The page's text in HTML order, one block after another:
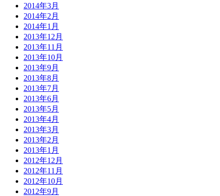
2014年3月
2014年2月
2014年1月
2013年12月
2013年11月
2013年10月
2013年9月
2013年8月
2013年7月
2013年6月
2013年5月
2013年4月
2013年3月
2013年2月
2013年1月
2012年12月
2012年11月
2012年10月
2012年9月